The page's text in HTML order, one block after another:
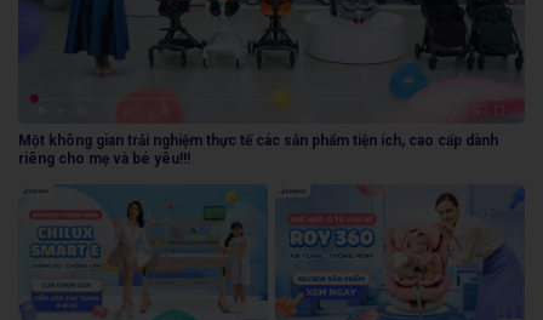
Một không gian trải nghiệm thực tế các sản phẩm tiện ích, cao cấp dành
riêng cho mẹ và bé yêu!!!